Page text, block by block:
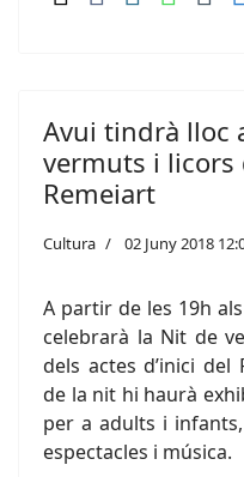
Avui tindrà lloc
vermuts i licors
Remeiart
Cultura 02 Juny 2018
A partir de les 19h
celebrarà la Nit de
dels actes d’inici
de la nit hi haurà
per a adults i
espectacles i música.